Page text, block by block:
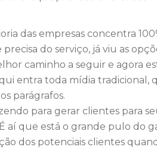
das empresas concentra
do serviço, já viu as
caminho a seguir e agora
entra toda mídia tradicional,
parágrafos.
para gerar clientes para
que está o grande pulo do
dos potenciais clientes